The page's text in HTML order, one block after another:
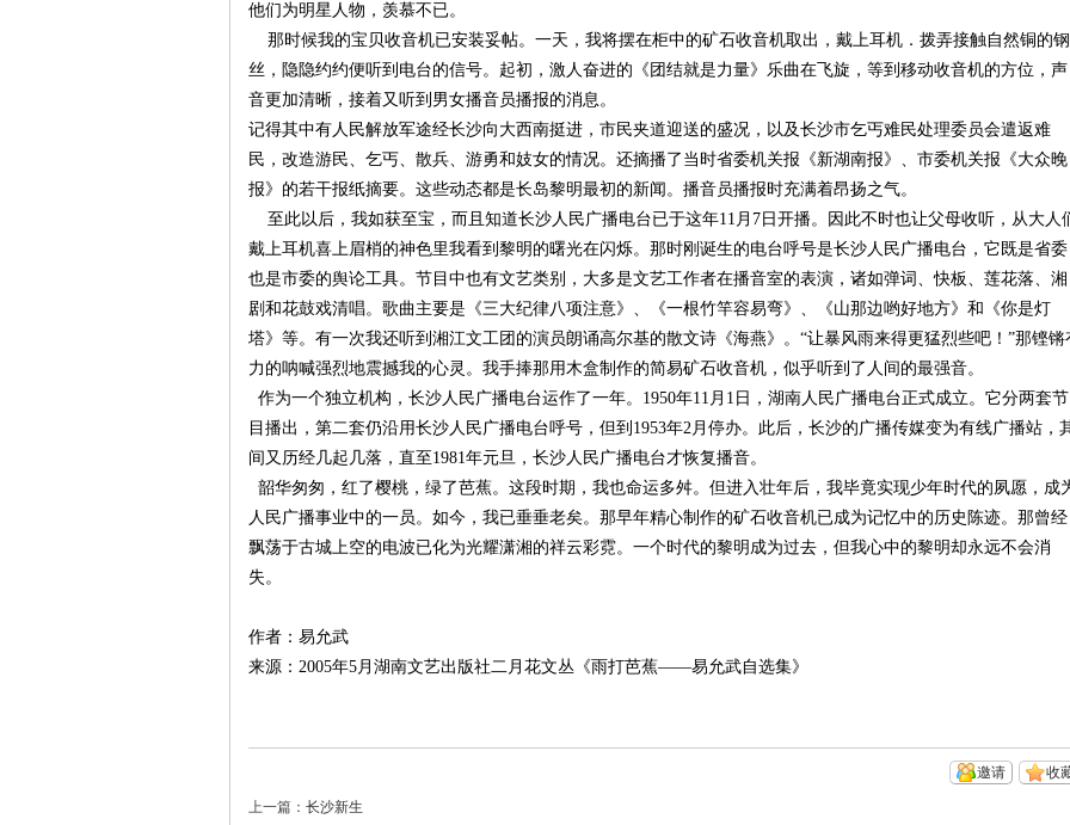
他们为明星人物，羡慕不已。
那时候我的宝贝收音机已安装妥帖。一天，我将摆在柜中的矿石收音机取出，戴上耳机．拨弄接触自然铜的钢
丝，隐隐约约便听到电台的信号。起初，激人奋进的《团结就是力量》乐曲在飞旋，等到移动收音机的方位，声
音更加清晰，接着又听到男女播音员播报的消息。
记得其中有人民解放军途经长沙向大西南挺进，市民夹道迎送的盛况，以及长沙市乞丐难民处理委员会遣返难
民，改造游民、乞丐、散兵、游勇和妓女的情况。还摘播了当时省委机关报《新湖南报》、市委机关报《大众晚
报》的若干报纸摘要。这些动态都是长岛黎明最初的新闻。播音员播报时充满着昂扬之气。
至此以后，我如获至宝，而且知道长沙人民广播电台已于这年11月7日开播。因此不时也让父母收听，从大人
戴上耳机喜上眉梢的神色里我看到黎明的曙光在闪烁。那时刚诞生的电台呼号是长沙人民广播电台，它既是省委
也是市委的舆论工具。节目中也有文艺类别，大多是文艺工作者在播音室的表演，诸如弹词、快板、莲花落、湘
剧和花鼓戏清唱。歌曲主要是《三大纪律八项注意》、《一根竹竿容易弯》、《山那边哟好地方》和《你是灯
塔》等。有一次我还听到湘江文工团的演员朗诵高尔基的散文诗《海燕》。“让暴风雨来得更猛烈些吧！”那铿锵
力的呐喊强烈地震撼我的心灵。我手捧那用木盒制作的简易矿石收音机，似乎听到了人间的最强音。
作为一个独立机构，长沙人民广播电台运作了一年。1950年11月1日，湖南人民广播电台正式成立。它分两套节
目播出，第二套仍沿用长沙人民广播电台呼号，但到1953年2月停办。此后，长沙的广播传媒变为有线广播站，
间又历经几起几落，直至1981年元旦，长沙人民广播电台才恢复播音。
韶华匆匆，红了樱桃，绿了芭蕉。这段时期，我也命运多舛。但进入壮年后，我毕竟实现少年时代的夙愿，成
人民广播事业中的一员。如今，我已垂垂老矣。那早年精心制作的矿石收音机已成为记忆中的历史陈迹。那曾经
飘荡于古城上空的电波已化为光耀潇湘的祥云彩霓。一个时代的黎明成为过去，但我心中的黎明却永远不会消
失。
作者：易允武
来源：2005年5月湖南文艺出版社二月花文丛《雨打芭蕉——易允武自选集》
收
邀请
上一篇： 长沙新生